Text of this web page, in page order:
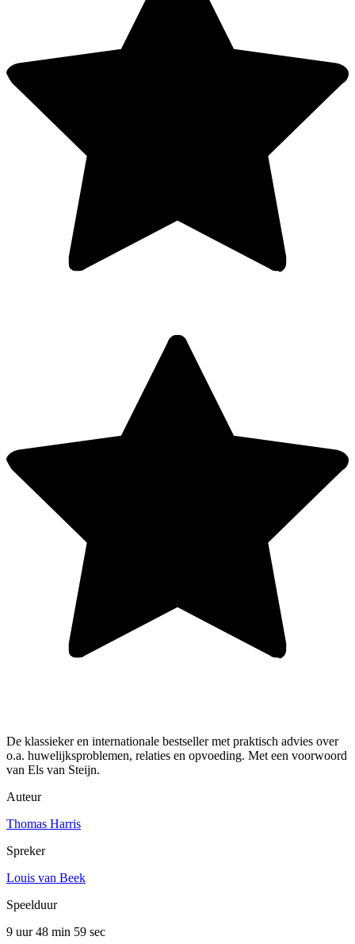
De klassieker en internationale bestseller met praktisch advies over
o.a. huwelijksproblemen, relaties en opvoeding. Met een voorwoord
van Els van Steijn.
Auteur
Thomas Harris
Spreker
Louis van Beek
Speelduur
9 uur 48 min 59 sec